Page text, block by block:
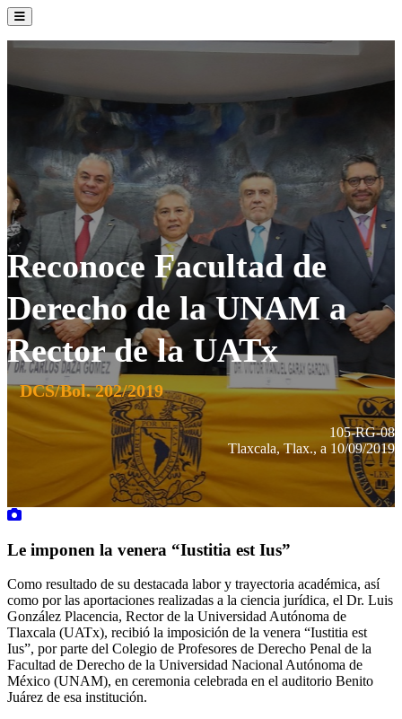
La Institución
Servicios
Comunidad UATx
Reconoce Facultad de
Derecho de la UNAM a
Rector de la UATx
DCS/Bol. 202/2019
105-RG-08
Tlaxcala, Tlax., a 10/09/2019
Le imponen la venera “Iustitia est Ius”
Como resultado de su destacada labor y trayectoria académica, así
como por las aportaciones realizadas a la ciencia jurídica, el Dr. Luis
González Placencia, Rector de la Universidad Autónoma de
Tlaxcala (UATx), recibió la imposición de la venera “Iustitia est
Ius”, por parte del Colegio de Profesores de Derecho Penal de la
Facultad de Derecho de la Universidad Nacional Autónoma de
México (UNAM), en ceremonia celebrada en el auditorio Benito
Juárez de esa institución.